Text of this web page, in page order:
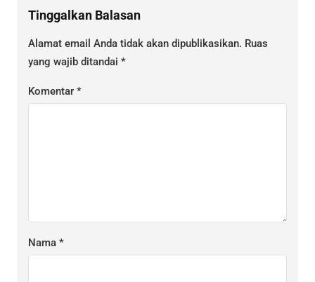
Tinggalkan Balasan
Alamat email Anda tidak akan dipublikasikan. Ruas
yang wajib ditandai *
Komentar *
Nama *